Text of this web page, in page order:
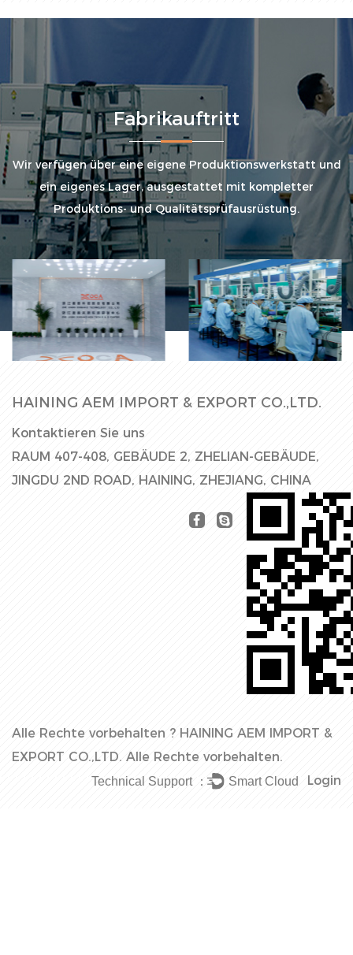
Fabrikauftritt
Wir verfügen über eine eigene Produktionswerkstatt und
ein eigenes Lager, ausgestattet mit kompletter
Produktions- und Qualitätsprüfausrüstung.
Fabrikhalle Produktionslinie
HAINING AEM IMPORT & EXPORT CO.,LTD.
Kontaktieren Sie uns
RAUM 407-408, GEBÄUDE 2, ZHELIAN-GEBÄUDE,
JINGDU 2ND ROAD, HAINING, ZHEJIANG, CHINA
Alle Rechte vorbehalten ? HAINING AEM IMPORT &
EXPORT CO.,LTD. Alle Rechte vorbehalten.
Login
Technical Support ： Smart Cloud